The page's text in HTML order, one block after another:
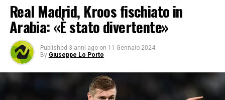
Real Madrid, Kroos fischiato in
Arabia: «È stato divertente»
Published 3 anni ago on 11 Gennaio 2024
By Giuseppe Lo Porto